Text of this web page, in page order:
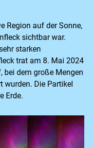
Region auf der Sonne,
sichtbar war.
starken
trat am 8. Mai 2024
bei dem große Mengen
wurden. Die Partikel
Erde.